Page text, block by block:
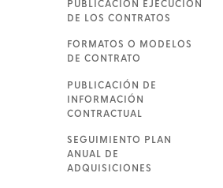
PUBLICACIÓN EJECUCIÓN
DE LOS CONTRATOS
FORMATOS O MODELOS
DE CONTRATO
PUBLICACIÓN DE
INFORMACIÓN
CONTRACTUAL
SEGUIMIENTO PLAN
ANUAL DE
ADQUISICIONES